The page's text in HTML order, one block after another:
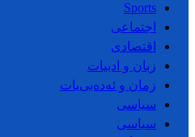
Sports
اجتماعی
اقتصادی
زبان و ادبیات
زمان و ئەدەبی‌یات
سیاسی
سیاسی